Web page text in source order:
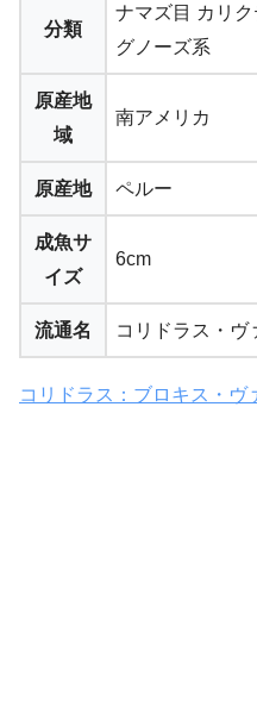
分類
ナマズ目 カリ
グノーズ系
原産地
域
南アメリカ
原産地 ペルー
成魚サ
イズ
6cm
流通名 コリドラス・ヴ
コリドラス：ブロキス・ヴ